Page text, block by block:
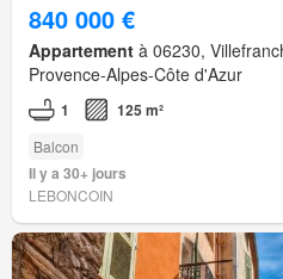
840 000 €
Appartement à 06230,
Provence-Alpes-Côte d'Azur
1 125 m²
Balcon
Il y a 30+ jours
LEBONCOIN